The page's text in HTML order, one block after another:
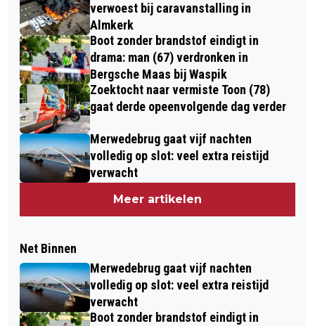
verwoest bij caravanstalling in
Almkerk
Boot zonder brandstof eindigt in
drama: man (67) verdronken in
Bergsche Maas bij Waspik
Zoektocht naar vermiste Toon (78)
gaat derde opeenvolgende dag verder
Merwedebrug gaat vijf nachten
volledig op slot: veel extra reistijd
verwacht
Meer artikelen
Net Binnen
Merwedebrug gaat vijf nachten
volledig op slot: veel extra reistijd
verwacht
Boot zonder brandstof eindigt in